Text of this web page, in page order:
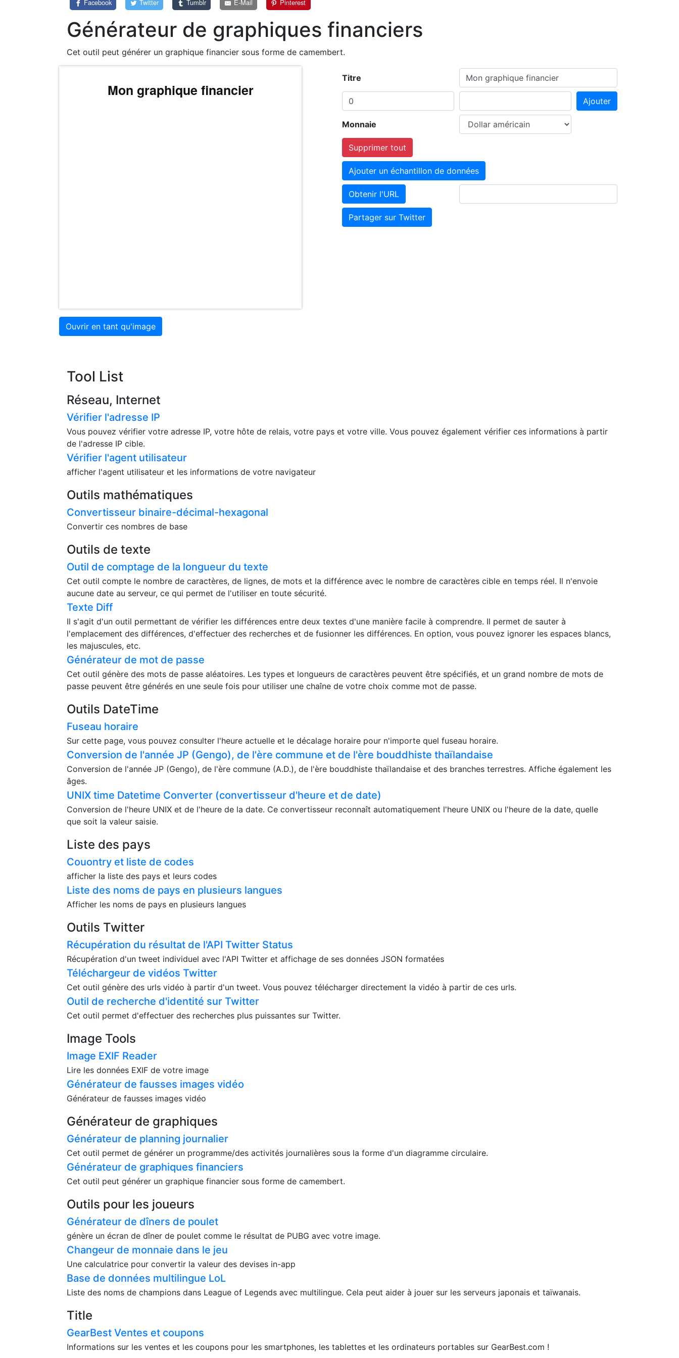
Facebook Twitter Tumblr E-Mail Pinterest
Générateur de graphiques financiers
Cet outil peut générer un graphique financier sous forme de camembert.
Ouvrir en tant qu'image
Titre
Ajouter
Monnaie
Supprimer tout
Ajouter un échantillon de données
Obtenir l'URL
Partager sur Twitter
Tool List
Réseau, Internet
Vérifier l'adresse IP
Vous pouvez vérifier votre adresse IP, votre hôte de relais, votre pays et votre ville. Vous pouvez également vérifier ces informations à partir
de l'adresse IP cible.
Vérifier l'agent utilisateur
afficher l'agent utilisateur et les informations de votre navigateur
Outils mathématiques
Convertisseur binaire-décimal-hexagonal
Convertir ces nombres de base
Outils de texte
Outil de comptage de la longueur du texte
Cet outil compte le nombre de caractères, de lignes, de mots et la différence avec le nombre de caractères cible en temps réel. Il n'envoie
aucune date au serveur, ce qui permet de l'utiliser en toute sécurité.
Texte Diff
Il s'agit d'un outil permettant de vérifier les différences entre deux textes d'une manière facile à comprendre. Il permet de sauter à
l'emplacement des différences, d'effectuer des recherches et de fusionner les différences. En option, vous pouvez ignorer les espaces blancs,
les majuscules, etc.
Générateur de mot de passe
Cet outil génère des mots de passe aléatoires. Les types et longueurs de caractères peuvent être spécifiés, et un grand nombre de mots de
passe peuvent être générés en une seule fois pour utiliser une chaîne de votre choix comme mot de passe.
Outils DateTime
Fuseau horaire
Sur cette page, vous pouvez consulter l'heure actuelle et le décalage horaire pour n'importe quel fuseau horaire.
Conversion de l'année JP (Gengo), de l'ère commune et de l'ère bouddhiste thaïlandaise
Conversion de l'année JP (Gengo), de l'ère commune (A.D.), de l'ère bouddhiste thaïlandaise et des branches terrestres. Affiche également les
âges.
UNIX time Datetime Converter (convertisseur d'heure et de date)
Conversion de l'heure UNIX et de l'heure de la date. Ce convertisseur reconnaît automatiquement l'heure UNIX ou l'heure de la date, quelle
que soit la valeur saisie.
Liste des pays
Couontry et liste de codes
afficher la liste des pays et leurs codes
Liste des noms de pays en plusieurs langues
Afficher les noms de pays en plusieurs langues
Outils Twitter
Récupération du résultat de l'API Twitter Status
Récupération d'un tweet individuel avec l'API Twitter et affichage de ses données JSON formatées
Téléchargeur de vidéos Twitter
Cet outil génère des urls vidéo à partir d'un tweet. Vous pouvez télécharger directement la vidéo à partir de ces urls.
Outil de recherche d'identité sur Twitter
Cet outil permet d'effectuer des recherches plus puissantes sur Twitter.
Image Tools
Image EXIF Reader
Lire les données EXIF de votre image
Générateur de fausses images vidéo
Générateur de fausses images vidéo
Générateur de graphiques
Générateur de planning journalier
Cet outil permet de générer un programme/des activités journalières sous la forme d'un diagramme circulaire.
Générateur de graphiques financiers
Cet outil peut générer un graphique financier sous forme de camembert.
Outils pour les joueurs
Générateur de dîners de poulet
génère un écran de dîner de poulet comme le résultat de PUBG avec votre image.
Changeur de monnaie dans le jeu
Une calculatrice pour convertir la valeur des devises in-app
Base de données multilingue LoL
Liste des noms de champions dans League of Legends avec multilingue. Cela peut aider à jouer sur les serveurs japonais et taïwanais.
Title
GearBest Ventes et coupons
Informations sur les ventes et les coupons pour les smartphones, les tablettes et les ordinateurs portables sur GearBest.com !